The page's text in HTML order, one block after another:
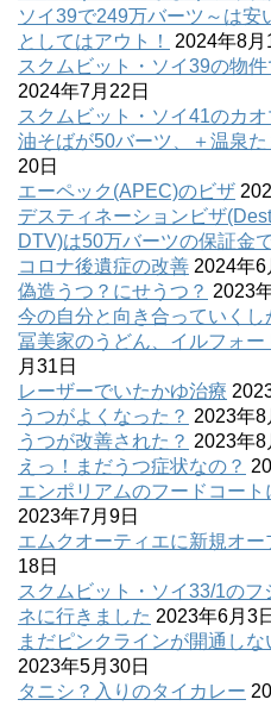
ソイ39で249万バーツ～は
としてはアウト！
2024年8月
スクムビット・ソイ39の物
2024年7月22日
スクムビット・ソイ41のカオ
油そばが50バーツ、＋温泉
20日
エーペック(APEC)のビザ
デスティネーションビザ
DTV)は50万バーツの保証金
コロナ後遺症の改善 2024年6
偽造うつ？にせうつ？ 2023
今の自分と向き合っていくし
冨美家のうどん、イルフォー
月31日
レーザーでいたかゆ治療
うつがよくなった？ 2023年8
うつが改善された？ 2023年8
えっ！まだうつ症状なの？
エンポリアムのフードコー
2023年7月9日
エムクオーティエに新規オ
18日
スクムビット・ソイ33/1の
ネに行きました 2023年6月3日
まだピンクラインが開通し
2023年5月30日
タニシ？入りのタイカレー